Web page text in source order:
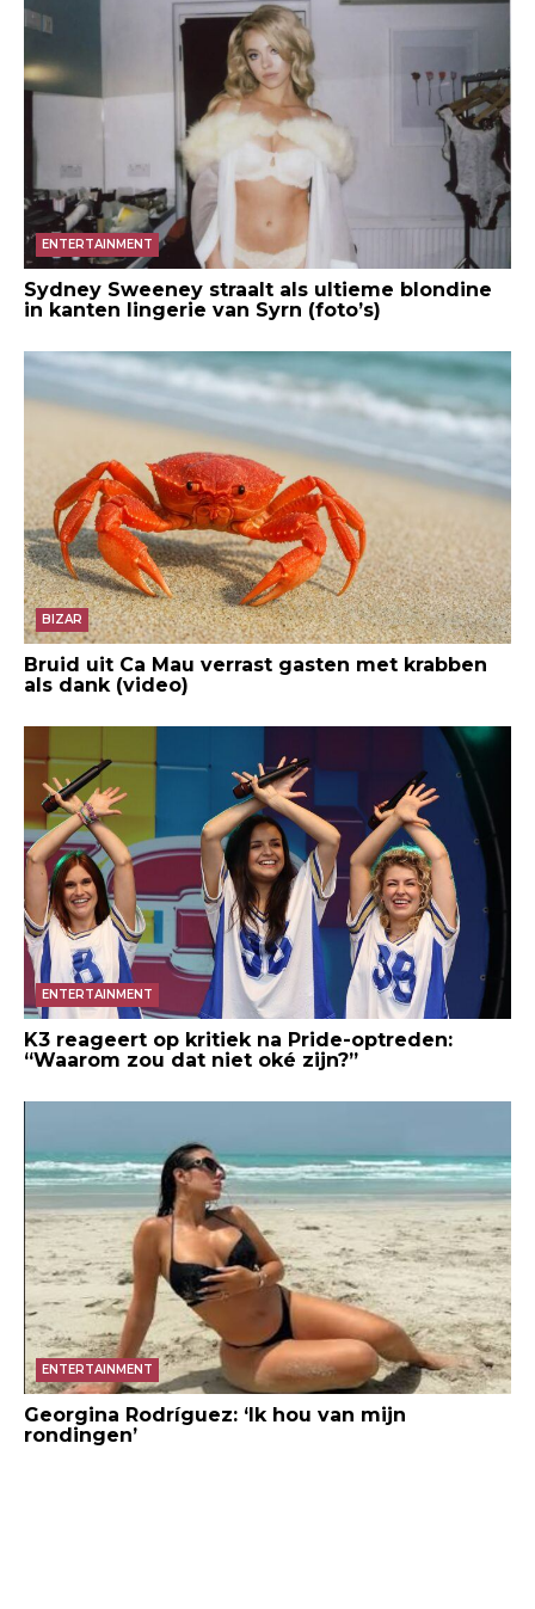
ENTERTAINMENT
Sydney Sweeney straalt als ultieme blondine
in kanten lingerie van Syrn (foto’s)
BIZAR
Bruid uit Ca Mau verrast gasten met krabben
als dank (video)
ENTERTAINMENT
K3 reageert op kritiek na Pride-optreden:
“Waarom zou dat niet oké zijn?”
ENTERTAINMENT
Georgina Rodríguez: ‘Ik hou van mijn
rondingen’